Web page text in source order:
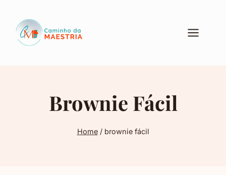
Conteúdo
Brownie Fácil
Home / brownie fácil